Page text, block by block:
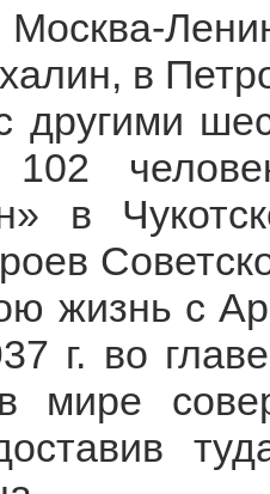
в
другими
102
в
жизнь с
г. во
мире